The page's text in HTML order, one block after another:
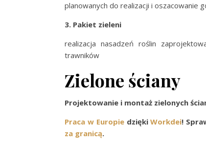
planowanych do realizacji i oszacowanie
3. Pakiet zieleni
realizacja nasadzeń roślin
trawników
Zielone ściany
Projektowanie i montaż zielonych
Praca w EuropiedziękiWorkdei!
za granicą.